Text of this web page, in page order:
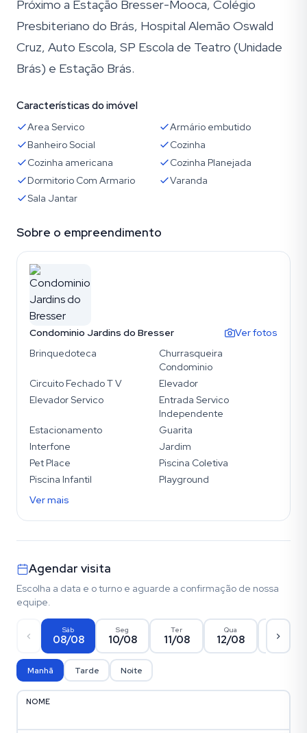
Próximo a Estação Bresser-Mooca, Colégio
Presbiteriano do Brás, Hospital Alemão Oswald
Cruz, Auto Escola, SP Escola de Teatro (Unidade
Brás) e Estação Brás.
Características do imóvel
Area Servico
Armário embutido
Banheiro Social
Cozinha
Cozinha americana
Cozinha Planejada
Dormitorio Com Armario
Varanda
Sala Jantar
Sobre o empreendimento
Condominio Jardins do Bresser
Ver fotos
Brinquedoteca
Churrasqueira
Condominio
Circuito Fechado T V
Elevador
Elevador Servico
Entrada Servico
Independente
Estacionamento
Guarita
Interfone
Jardim
Pet Place
Piscina Coletiva
Piscina Infantil
Playground
Ver mais
Agendar visita
Escolha a data e o turno e aguarde a confirmação de nossa
equipe.
Sáb
08/08
Seg
10/08
Ter
11/08
Qua
12/08 13/08
Manhã Tarde Noite
NOME